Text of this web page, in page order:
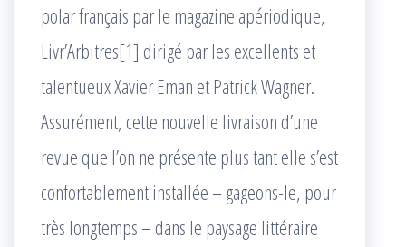
polar français par le magazine apériodique,
Livr’Arbitres[1] dirigé par les excellents et
talentueux Xavier Eman et Patrick Wagner.
Assurément, cette nouvelle livraison d’une
revue que l’on ne présente plus tant elle s’est
confortablement installée – gageons-le, pour
très longtemps – dans le paysage littéraire